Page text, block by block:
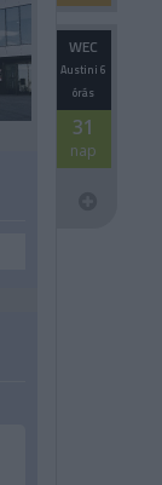
WEC
Austini 6
órás
31
nap